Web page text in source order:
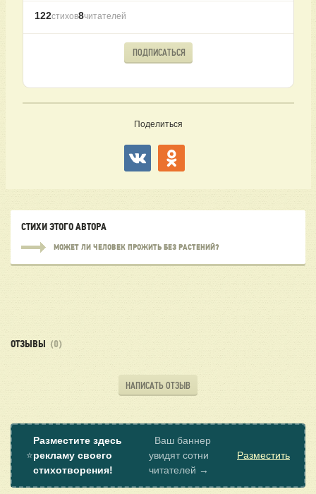
122стихов8читателей
ПОДПИСАТЬСЯ
Поделиться
СТИХИ ЭТОГО АВТОРА
МОЖЕТ ЛИ ЧЕЛОВЕК ПРОЖИТЬ БЕЗ РАСТЕНИЙ?
ОТЗЫВЫ (0)
НАПИСАТЬ ОТЗЫВ
⭐
Разместите здесь
рекламу своего
стихотворения!
Ваш баннер
увидят сотни
читателей →
Разместить